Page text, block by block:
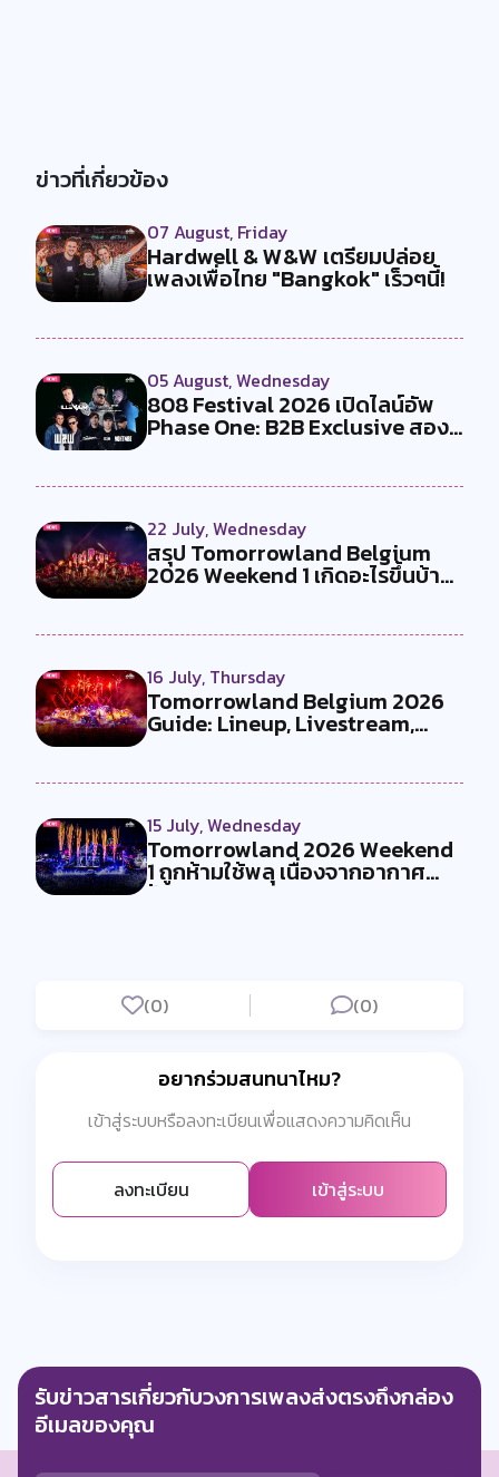
ข่าวที่เกี่ยวข้อง
07 August, Friday
Hardwell & W&W เตรียมปล่อย
เพลงเพื่อไทย "Bangkok" เร็วๆนี้!
05 August, Wednesday
808 Festival 2026 เปิดไลน์อัพ
Phase One: B2B Exclusive สอง
22 July, Wednesday
สรุป Tomorrowland Belgium
2026 Weekend 1 เกิดอะไรขึ้นบ้าง
16 July, Thursday
Tomorrowland Belgium 2026
Guide: Lineup, Livestream,
15 July, Wednesday
Tomorrowland 2026 Weekend
1 ถูกห้ามใช้พลุ เนื่องจากอากาศ
ร้อน...
(0) (0)
อยากร่วมสนทนาไหม?
เข้าสู่ระบบหรือลงทะเบียนเพื่อแสดงความคิดเห็น
ลงทะเบียน เข้าสู่ระบบ
รับข่าวสารเกี่ยวกับวงการเพลงส่งตรงถึงกล่อง
อีเมลของคุณ